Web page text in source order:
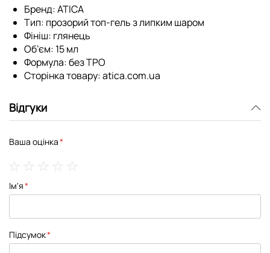
Бренд:ATICA
Тип: прозорий топ-гель з липким шаром
Фініш: глянець
Об’єм: 15 мл
Формула:без TPO
Сторінка товару:atica.com.ua
Відгуки
Ваша оцінка
star
stars
stars
stars
stars
Ім'я
Підсумок